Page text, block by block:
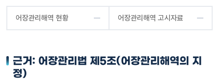
어장관리해역 현황 어장관리해역 고시자료
근거: 어장관리법 제5조(어장관리해역의 지
정)